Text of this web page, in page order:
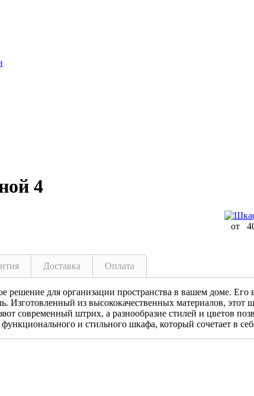
4
от
Доставка Оплата
для организации пространства в вашем доме. Его
Изготовленный из высококачественных материалов,
современный штрих, а разнообразие стилей и цветов
и стильного шкафа, который сочетает в